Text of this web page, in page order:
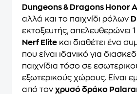
Dungeons & Dragons Honor
αλλά και το παιχνίδι ρόλων
εκτοξευτής, απελευθερώνει
Nerf Elite και διαθέτει ένα
που είναι ιδανικό για
παιχνίδια τόσο σε
εξωτερικούς χώρους. Είναι
από τον χρυσό δράκο